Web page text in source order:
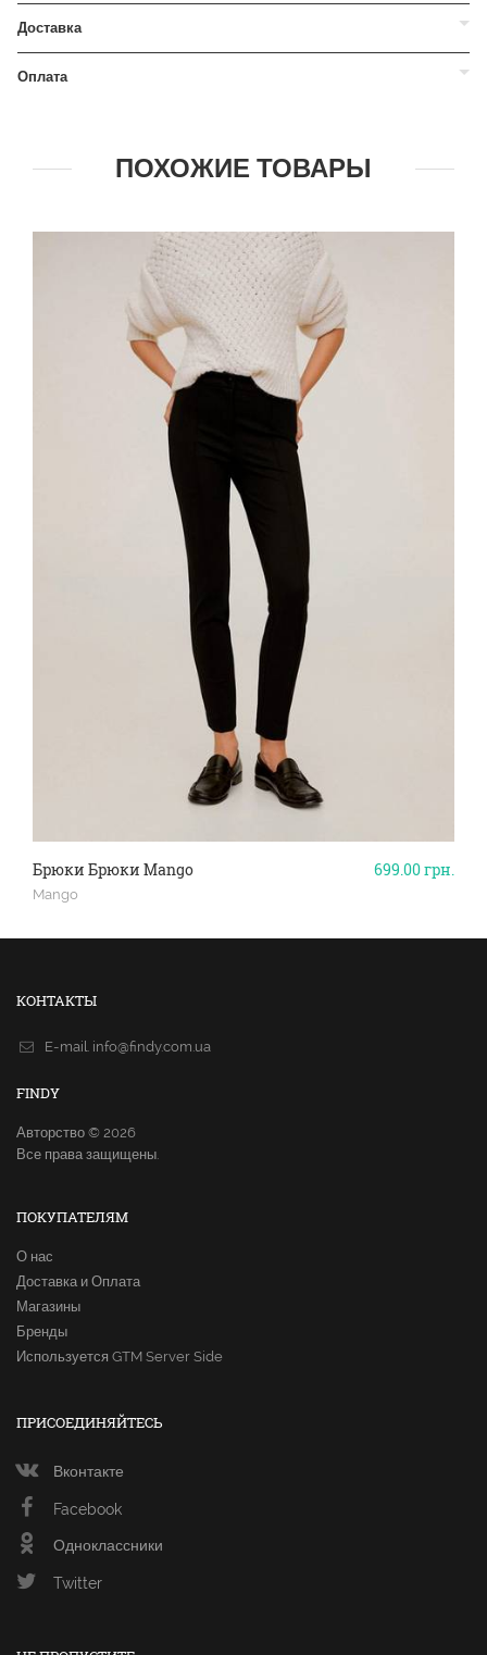
Доставка
Оплата
ПОХОЖИЕ ТОВАРЫ
699.00грн.
Брюки Брюки Mango
Mango
КОНТАКТЫ
E-mail. info@findy.com.ua
FINDY
Авторство © 2026
Все права защищены.
ПОКУПАТЕЛЯМ
О нас
Доставка и Оплата
Магазины
Бренды
Используется GTM Server Side
ПРИСОЕДИНЯЙТЕСЬ
Вконтакте
Facebook
Одноклассники
Twitter